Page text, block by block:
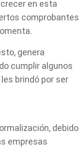
en esta
comprobantes
genera
cumplir algunos
brindó por ser
debido
empresas